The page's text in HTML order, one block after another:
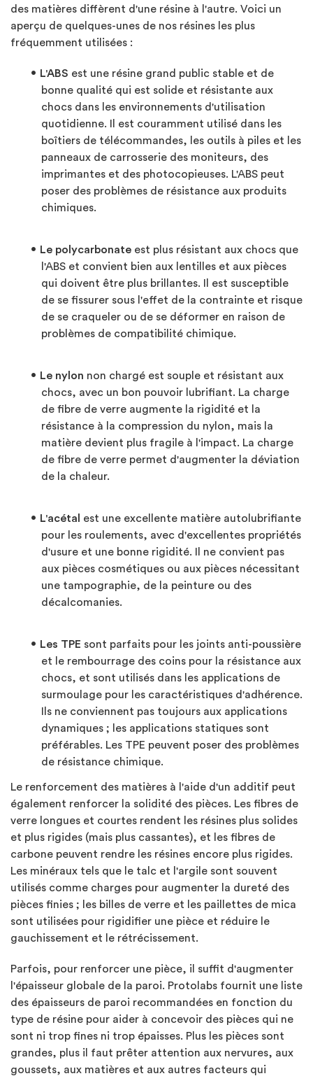
des matières diffèrent d'une résine à l'autre. Voici un
aperçu de quelques-unes de nos résines les plus
fréquemment utilisées :
L'ABS est une résine grand public stable et de
bonne qualité qui est solide et résistante aux
chocs dans les environnements d'utilisation
quotidienne. Il est couramment utilisé dans les
boîtiers de télécommandes, les outils à piles et les
panneaux de carrosserie des moniteurs, des
imprimantes et des photocopieuses. L'ABS peut
poser des problèmes de résistance aux produits
chimiques.
Le polycarbonate est plus résistant aux chocs que
l'ABS et convient bien aux lentilles et aux pièces
qui doivent être plus brillantes. Il est susceptible
de se fissurer sous l'effet de la contrainte et risque
de se craqueler ou de se déformer en raison de
problèmes de compatibilité chimique.
Le nylon non chargé est souple et résistant aux
chocs, avec un bon pouvoir lubrifiant. La charge
de fibre de verre augmente la rigidité et la
résistance à la compression du nylon, mais la
matière devient plus fragile à l'impact. La charge
de fibre de verre permet d'augmenter la déviation
de la chaleur.
L'acétal
est une excellente matière autolubrifiante
pour les roulements, avec d'excellentes propriétés
d'usure et une bonne rigidité. Il ne convient pas
aux pièces cosmétiques ou aux pièces nécessitant
une tampographie, de la peinture ou des
décalcomanies.
Les TPE sont parfaits pour les joints anti-poussière
et le rembourrage des coins pour la résistance aux
chocs, et sont utilisés dans les applications de
surmoulage pour les caractéristiques d'adhérence.
Ils ne conviennent pas toujours aux applications
dynamiques ; les applications statiques sont
préférables. Les TPE peuvent poser des problèmes
de résistance chimique.
Le renforcement des matières à l'aide d'un additif peut
également renforcer la solidité des pièces. Les fibres de
verre longues et courtes rendent les résines plus solides
et plus rigides (mais plus cassantes), et les fibres de
carbone peuvent rendre les résines encore plus rigides.
Les minéraux tels que le talc et l'argile sont souvent
utilisés comme charges pour augmenter la dureté des
pièces finies ; les billes de verre et les paillettes de mica
sont utilisées pour rigidifier une pièce et réduire le
gauchissement et le rétrécissement.
Parfois, pour renforcer une pièce, il suffit d'augmenter
l'épaisseur globale de la paroi. Protolabs fournit une liste
des épaisseurs de paroi recommandées en fonction du
type de résine pour aider à concevoir des pièces qui ne
sont ni trop fines ni trop épaisses. Plus les pièces sont
grandes, plus il faut prêter attention aux nervures, aux
goussets, aux matières et aux autres facteurs qui